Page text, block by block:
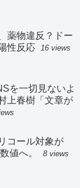
薬物違反？ドー
性反応
16 views
を一切見ないよ
上春樹「文章が
コール対象が
値へ。
8 views